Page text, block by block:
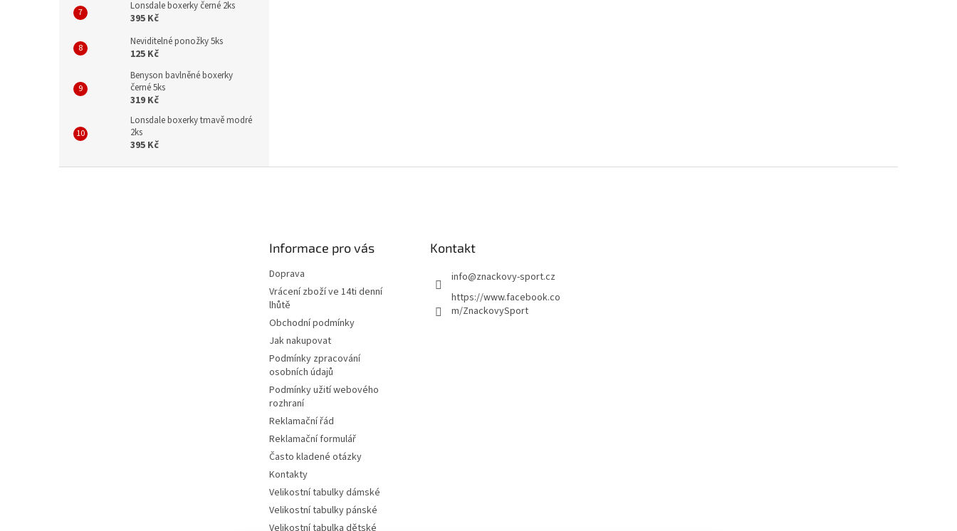
Lonsdale boxerky černé 2ks
395 Kč
Neviditelné ponožky 5ks
125 Kč
Benyson bavlněné boxerky
černé 5ks
319 Kč
Lonsdale boxerky tmavě modré
2ks
395 Kč
Informace pro vás
Doprava
Vrácení zboží ve 14ti denní
lhůtě
Obchodní podmínky
Jak nakupovat
Podmínky zpracování
osobních údajů
Podmínky užití webového
rozhraní
Reklamační řád
Reklamační formulář
Často kladené otázky
Kontakty
Velikostní tabulky dámské
Velikostní tabulky pánské
Velikostní tabulka dětské
Kontakt
info@znackovy-sport.cz
https://www.facebook.co
m/ZnackovySport